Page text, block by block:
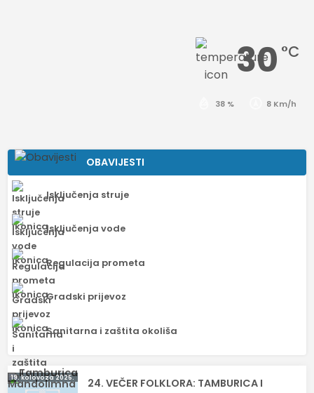
30 °C
38 % 8 Km/h
OBAVIJESTI
Isključenja struje
Isključenja vode
Regulacija prometa
Gradski prijevoz
Sanitarna i zaštita okoliša
Navigacija
19. kolovoza 2025.
24. VEČER FOLKLORA: TAMBURICA I